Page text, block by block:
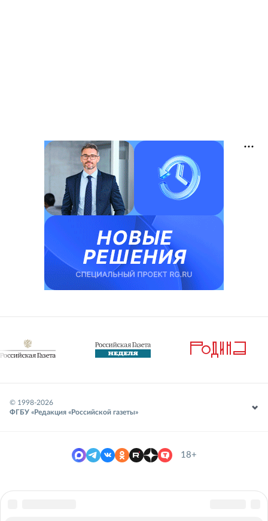
© 1998-2026
ФГБУ «Редакция «Российской газеты»
18+